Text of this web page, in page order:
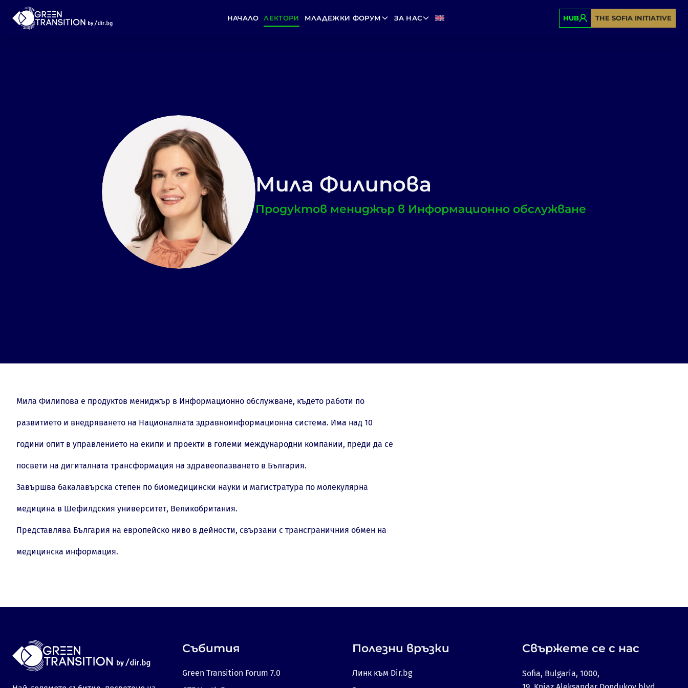
НАЧАЛО ЛЕКТОРИ МЛАДЕЖКИ ФОРУМ ЗА НАС HUB THE SOFIA INITIATIVE
Мила Филипова
Продуктов мениджър в Информационно обслужване
Мила Филипова е продуктов мениджър в Информационно обслужване, където работи по
развитието и внедряването на Националната здравноинформационна система. Има над 10
години опит в управлението на екипи и проекти в големи международни компании, преди да се
посвети на дигиталната трансформация на здравеопазването в България.
Завършва бакалавърска степен по биомедицински науки и магистратура по молекулярна
медицина в Шефилдския университет, Великобритания.
Представлява България на европейско ниво в дейности, свързани с трансграничния обмен на
медицинска информация.
Събития
Green Transition Forum 7.0
Полезни връзки
Линк към Dir.bg
Свържете се с нас
Sofia, Bulgaria, 1000,